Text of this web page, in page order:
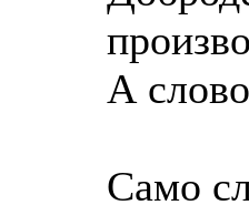
А
Само